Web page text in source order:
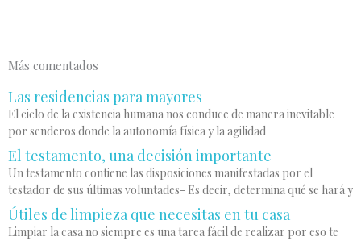
Más comentados
Las residencias para mayores
El ciclo de la existencia humana nos conduce de manera inevitable
por senderos donde la autonomía física y la agilidad
El testamento, una decisión importante
Un testamento contiene las disposiciones manifestadas por el
testador de sus últimas voluntades- Es decir, determina qué se hará y
Útiles de limpieza que necesitas en tu casa
Limpiar la casa no siempre es una tarea fácil de realizar por eso te